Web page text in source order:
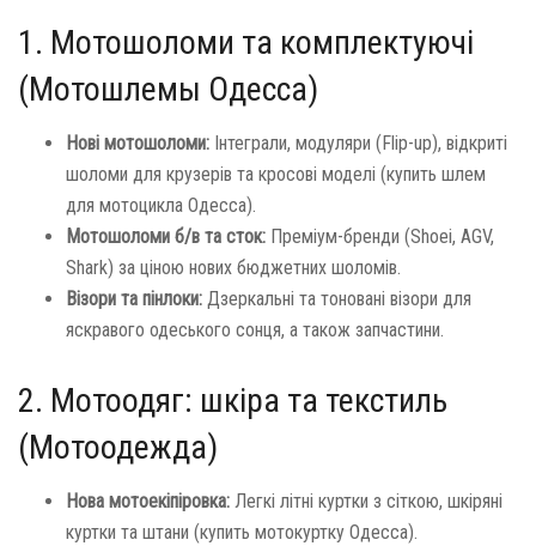
1. Мотошоломи та комплектуючі
(Мотошлемы Одесса)
Нові мотошоломи: Інтеграли, модуляри (Flip-up), відкриті
шоломи для крузерів та кросові моделі (купить шлем
для мотоцикла Одесса).
Мотошоломи б/в та сток: Преміум-бренди (Shoei, AGV,
Shark) за ціною нових бюджетних шоломів.
Візори та пінлоки: Дзеркальні та тоновані візори для
яскравого одеського сонця, а також запчастини.
2. Мотоодяг: шкіра та текстиль
(Мотоодежда)
Нова мотоекіпіровка: Легкі літні куртки з сіткою, шкіряні
куртки та штани (купить мотокуртку Одесса).